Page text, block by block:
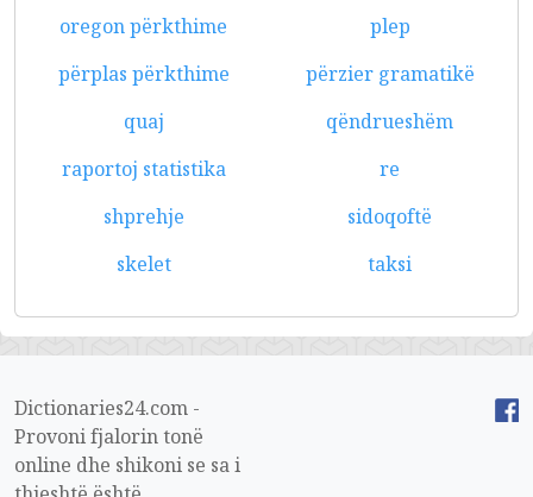
oregon përkthime
plep
përplas përkthime
përzier gramatikë
quaj
qëndrueshëm
raportoj statistika
re
shprehje
sidoqoftë
skelet
taksi
Dictionaries24.com -
Provoni fjalorin tonë
online dhe shikoni se sa i